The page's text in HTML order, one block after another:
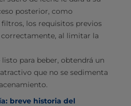
posterior, como
filtros, los requisitos previos
al limitar la
para beber, obtendrá un
que no se sedimenta
breve historia del